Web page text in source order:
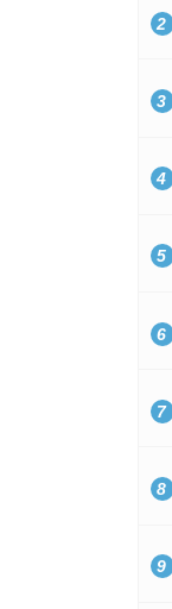
2
3
4
5
6
7
8
9